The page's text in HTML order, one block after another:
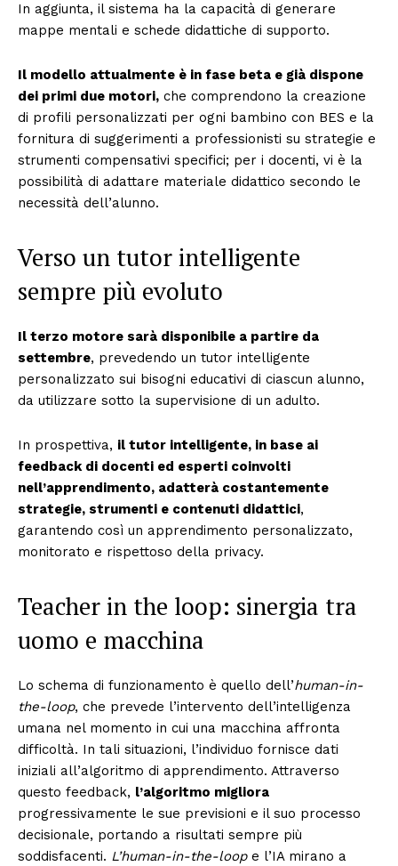
In aggiunta, il sistema ha la capacità di generare
mappe mentali e schede didattiche di supporto.
Il modello attualmente è in fase beta e già dispone
dei primi due motori, che comprendono la creazione
di profili personalizzati per ogni bambino con BES e la
fornitura di suggerimenti a professionisti su strategie e
strumenti compensativi specifici; per i docenti, vi è la
possibilità di adattare materiale didattico secondo le
necessità dell’alunno.
Verso un tutor intelligente
sempre più evoluto
Il terzo motore sarà disponibile a partire da
settembre, prevedendo un tutor intelligente
personalizzato sui bisogni educativi di ciascun alunno,
da utilizzare sotto la supervisione di un adulto.
In prospettiva, il tutor intelligente, in base ai
feedback di docenti ed esperti coinvolti
nell’apprendimento, adatterà costantemente
strategie, strumenti e contenuti didattici,
garantendo così un apprendimento personalizzato,
monitorato e rispettoso della privacy.
Teacher in the loop: sinergia tra
uomo e macchina
Lo schema di funzionamento è quello dell’human-in-
the-loop, che prevede l’intervento dell’intelligenza
umana nel momento in cui una macchina affronta
difficoltà. In tali situazioni, l’individuo fornisce dati
iniziali all’algoritmo di apprendimento. Attraverso
questo feedback, l’algoritmo migliora
progressivamente le sue previsioni e il suo processo
decisionale, portando a risultati sempre più
soddisfacenti. L’human-in-the-loope l’IA mirano a